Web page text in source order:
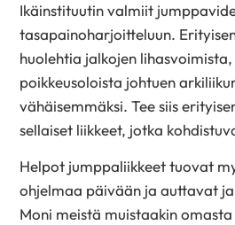
Ikäinstituutin valmiit
tasapainoharjoitteluun.
huolehtia jalkojen lihasvoimista,
poikkeusoloista johtuen
vähäisemmäksi. Tee siis
sellaiset liikkeet, jotka
Helpot jumppaliikkeet tuovat
ohjelmaa päivään ja auttavat
Moni meistä muistaakin